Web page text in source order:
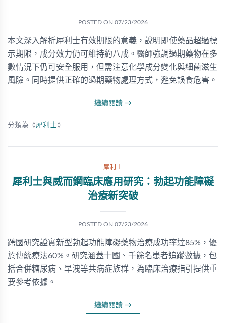
POSTED ON 07/23/2026
本文深入解析犀利士有效期限的意義，說明即使藥品超過標
示期限，成分效力仍可維持約八成。醫師強調過期藥物在多
數情況下仍可安全服用，但需注意化學成分變化與細菌滋生
風險。同時提供正確的過期藥物處理方式，避免誤食危害。
繼續閱讀 →
分類為《犀利士》
犀利士
犀利士與威而鋼臨床應用研究：勃起功能障礙
治療新突破
POSTED ON 07/23/2026
跨國研究證實新型勃起功能障礙藥物治療成功率達85%，優
於傳統療法60%。研究涵蓋十國、千餘名患者追蹤數據，包
括合併糖尿病、早洩等共病症族群，為臨床治療指引提供重
要參考依據。
繼續閱讀 →